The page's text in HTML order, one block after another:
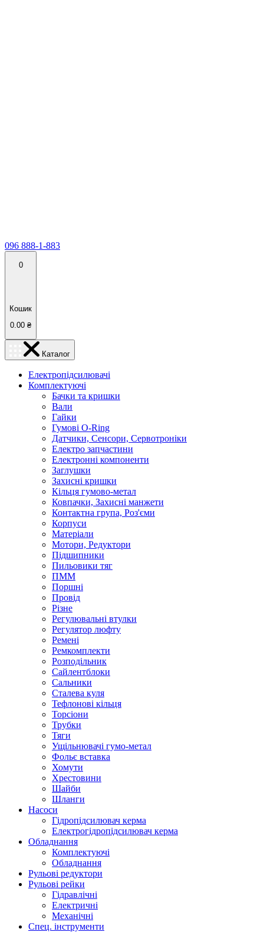
096 888-1-883
0
Кошик
0.00 ₴
Каталог
Електропідсилювачі
Комплектуючі
Бачки та кришки
Вали
Гайки
Гумові O-Ring
Датчики, Сенсори, Сервотроніки
Електро запчастини
Електронні компоненти
Заглушки
Захисні кришки
Кільця гумово-метал
Ковпачки, Захисні манжети
Контактна група, Роз'єми
Корпуси
Матеріали
Мотори, Редуктори
Підшипники
Пильовики тяг
ПММ
Поршні
Провід
Різне
Регулювальні втулки
Регулятор люфту
Ремені
Ремкомплекти
Розподільник
Сайлентблоки
Сальники
Сталева куля
Тефлонові кільця
Торсіони
Трубки
Тяги
Ущільнювачі гумо-метал
Фольє вставка
Хомути
Хрестовини
Шайби
Шланги
Насоси
Гідропідсилювач керма
Електрогідропідсилювач керма
Обладнання
Комплектуючі
Обладнання
Рульові редуктори
Рульові рейки
Гідравлічні
Електричні
Механічні
Спец. інструменти